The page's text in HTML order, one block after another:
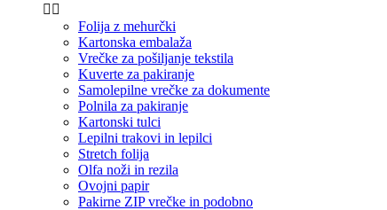
 
Folija z mehurčki
Kartonska embalaža
Vrečke za pošiljanje tekstila
Kuverte za pakiranje
Samolepilne vrečke za dokumente
Polnila za pakiranje
Kartonski tulci
Lepilni trakovi in lepilci
Stretch folija
Olfa noži in rezila
Ovojni papir
Pakirne ZIP vrečke in podobno